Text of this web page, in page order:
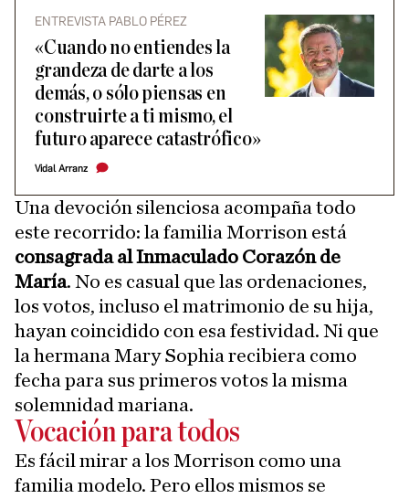
ENTREVISTA PABLO PÉREZ
«Cuando no entiendes la
grandeza de darte a los
demás, o sólo piensas en
construirte a ti mismo, el
futuro aparece catastrófico»
Vidal Arranz
Una devoción silenciosa acompaña todo
este recorrido: la familia Morrison está
consagrada al Inmaculado Corazón de
María. No es casual que las ordenaciones,
los votos, incluso el matrimonio de su hija,
hayan coincidido con esa festividad. Ni que
la hermana Mary Sophia recibiera como
fecha para sus primeros votos la misma
solemnidad mariana.
Vocación para todos
Es fácil mirar a los Morrison como una
familia modelo. Pero ellos mismos se